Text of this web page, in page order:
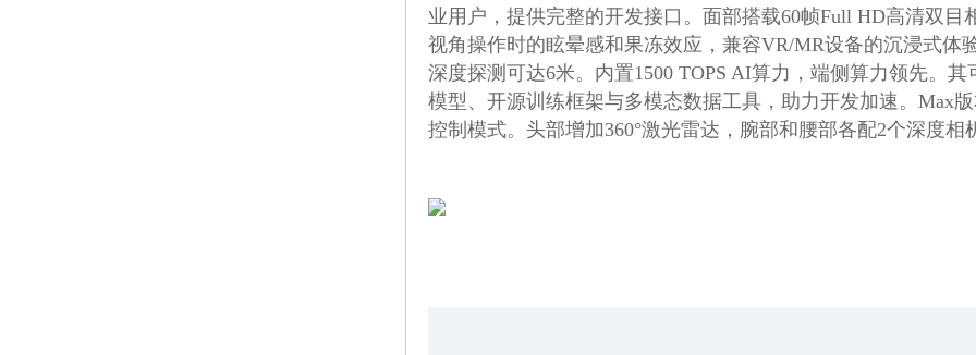
业用户，提供完整的开发接口。面部搭载60帧Full HD高清双
视角操作时的眩晕感和果冻效应，兼容VR/MR设备的沉浸式体
深度探测可达6米。内置1500 TOPS AI算力，端侧算力领先。
模型、开源训练框架与多模态数据工具，助力开发加速。Max
控制模式。头部增加360°激光雷达，腕部和腰部各配2个深度相